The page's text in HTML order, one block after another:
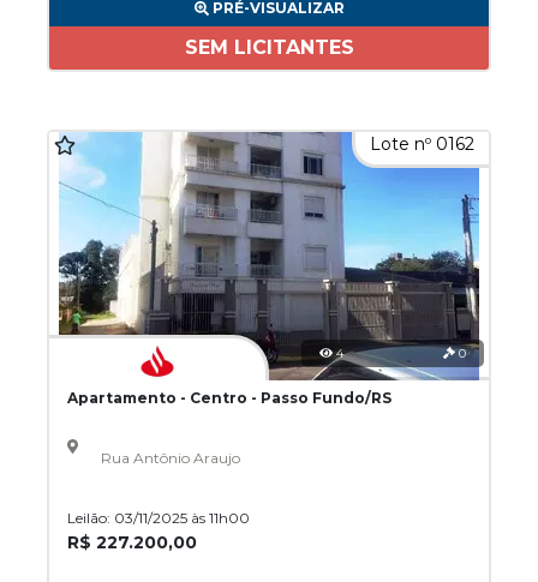
PRÉ-VISUALIZAR
SEM LICITANTES
Lote nº 0162
4 0
Apartamento - Centro - Passo Fundo/RS
Rua Antônio Araujo
Leilão: 03/11/2025 às 11h00
R$ 227.200,00